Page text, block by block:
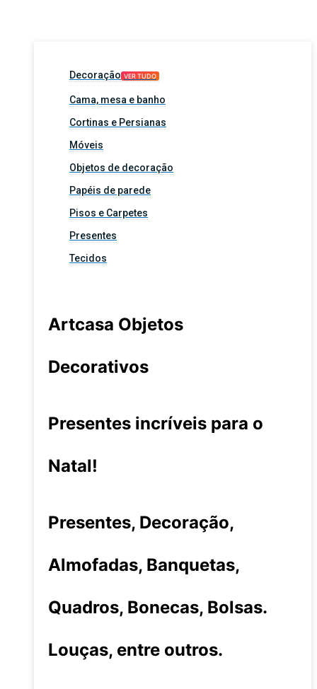
Decoração VER TUDO
Cama, mesa e banho
Cortinas e Persianas
Móveis
Objetos de decoração
Papéis de parede
Pisos e Carpetes
Presentes
Tecidos
Artcasa Objetos
Decorativos
Presentes incríveis para o
Natal!
Presentes, Decoração,
Almofadas, Banquetas,
Quadros, Bonecas, Bolsas.
Louças, entre outros.